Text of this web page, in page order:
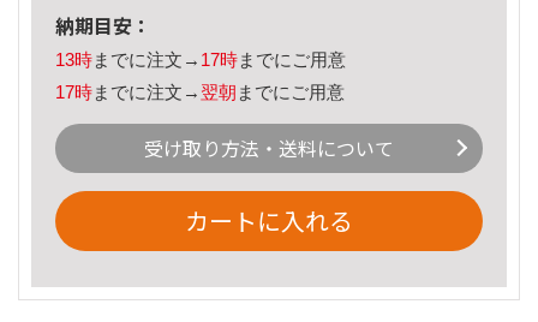
納期目安：
13時までに注文→ 17時までにご用意
17時までに注文→ 翌朝 までにご用意
受け取り方法・送料について
カートに入れる